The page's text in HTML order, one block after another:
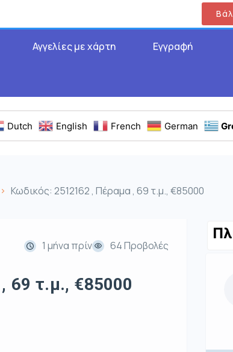
Αγγελίες με χάρτη Εγγραφή
Dutch English French German
Κωδικός: 2512162 , Πέραμα , 69 τ.μ., €85000
1 μήνα πρίν 64 Προβολές
69 τ.μ., €85000